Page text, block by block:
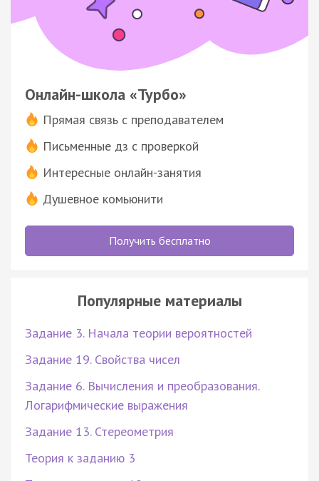
Онлайн-школа «Турбо»
Прямая связь с преподавателем
Письменные дз с проверкой
Интересные онлайн-занятия
Душевное комьюнити
Получить бесплатно
Популярные материалы
Задание 3. Начала теории вероятностей
Задание 19. Свойства чисел
Задание 6. Вычисления и преобразования.
Логарифмические выражения
Задание 13. Стереометрия
Теория к заданию 3